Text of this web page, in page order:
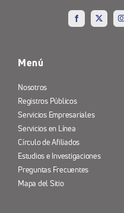
Menú
Nosotros
Registros Públicos
Servicios Empresariales
Servicios en Línea
Círculo de Afiliados
Estudios e Investigaciones
Preguntas Frecuentes
Mapa del Sitio